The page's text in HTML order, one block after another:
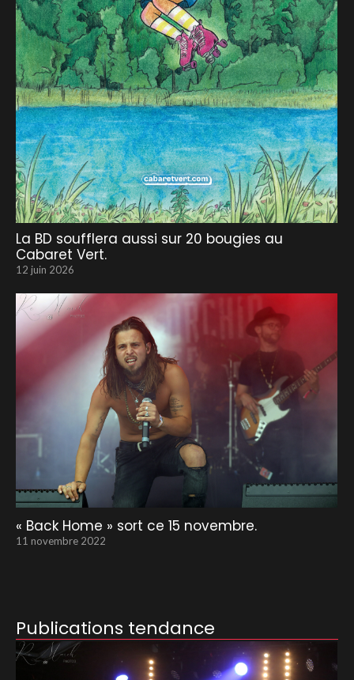
La BD soufflera aussi sur 20 bougies au
Cabaret Vert.
12 juin 2026
« Back Home » sort ce 15 novembre.
11 novembre 2022
Publications tendance